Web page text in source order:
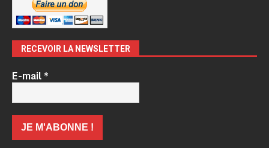
RECEVOIR LA NEWSLETTER
E-mail*